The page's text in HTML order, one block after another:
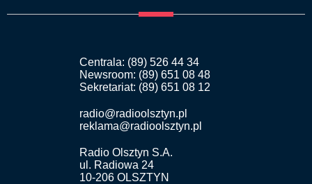
Centrala: (89) 526 44 34
Newsroom: (89) 651 08 48
Sekretariat: (89) 651 08 12
radio@radioolsztyn.pl
reklama@radioolsztyn.pl
Radio Olsztyn S.A.
ul. Radiowa 24
10-206 OLSZTYN